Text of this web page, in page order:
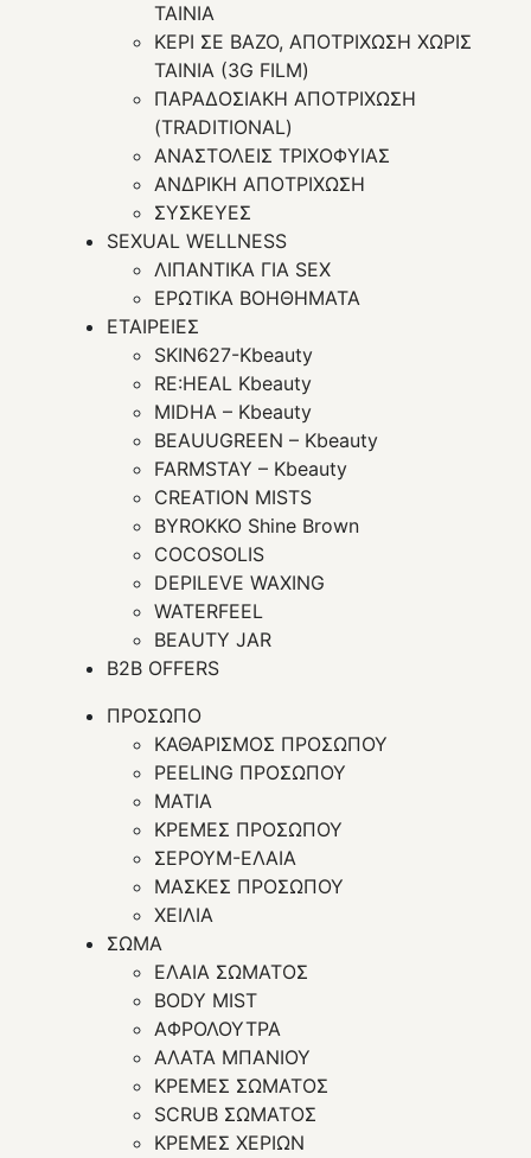
ΤΑΙΝΙΑ
ΚΕΡΙ ΣΕ ΒΑΖΟ, ΑΠΟΤΡΙΧΩΣΗ ΧΩΡΙΣ
ΤΑΙΝΙΑ (3G FILM)
ΠΑΡΑΔΟΣΙΑΚΗ ΑΠΟΤΡΙΧΩΣΗ
(TRADITIONAL)
ΑΝΑΣΤΟΛΕΙΣ ΤΡΙΧΟΦΥΙΑΣ
ΑΝΔΡΙΚΗ ΑΠΟΤΡΙΧΩΣΗ
ΣΥΣΚΕΥΕΣ
SEXUAL WELLNESS
ΛΙΠΑΝΤΙΚΑ ΓΙΑ SEX
ΕΡΩΤΙΚΑ ΒΟΗΘΗΜΑΤΑ
ΕΤΑΙΡΕΙΕΣ
SKIN627-Kbeauty
RE:HEAL Kbeauty
MIDHA – Kbeauty
BEAUUGREEN – Kbeauty
FARMSTAY – Kbeauty
CREATION MISTS
BYROKKO Shine Brown
COCOSOLIS
DEPILEVE WAXING
WATERFEEL
BEAUTY JAR
B2B OFFERS
ΠΡΟΣΩΠΟ
ΚΑΘΑΡΙΣΜΟΣ ΠΡΟΣΩΠΟΥ
PEELING ΠΡΟΣΩΠΟΥ
ΜΑΤΙΑ
ΚΡΕΜΕΣ ΠΡΟΣΩΠΟΥ
ΣΕΡΟΥΜ-ΕΛΑΙΑ
ΜΑΣΚΕΣ ΠΡΟΣΩΠΟΥ
ΧΕΙΛΙΑ
ΣΩΜΑ
ΕΛΑΙΑ ΣΩΜΑΤΟΣ
BODY MIST
ΑΦΡΟΛΟΥΤΡΑ
ΑΛΑΤΑ ΜΠΑΝΙΟΥ
ΚΡΕΜΕΣ ΣΩΜΑΤΟΣ
SCRUB ΣΩΜΑΤΟΣ
ΚΡΕΜΕΣ ΧΕΡΙΩΝ